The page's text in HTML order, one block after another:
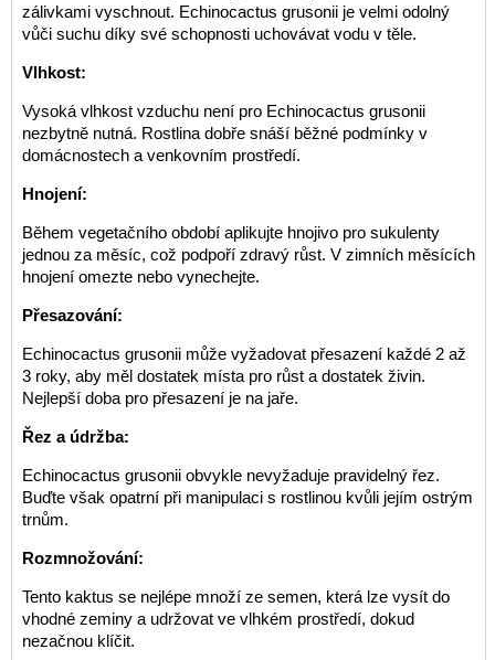
zálivkami vyschnout. Echinocactus grusonii je velmi odolný
vůči suchu díky své schopnosti uchovávat vodu v těle.
Vlhkost:
Vysoká vlhkost vzduchu není pro Echinocactus grusonii
nezbytně nutná. Rostlina dobře snáší běžné podmínky v
domácnostech a venkovním prostředí.
Hnojení:
Během vegetačního období aplikujte hnojivo pro sukulenty
jednou za měsíc, což podpoří zdravý růst. V zimních měsících
hnojení omezte nebo vynechejte.
Přesazování:
Echinocactus grusonii může vyžadovat přesazení každé 2 až
3 roky, aby měl dostatek místa pro růst a dostatek živin.
Nejlepší doba pro přesazení je na jaře.
Řez a údržba:
Echinocactus grusonii obvykle nevyžaduje pravidelný řez.
Buďte však opatrní při manipulaci s rostlinou kvůli jejím ostrým
trnům.
Rozmnožování:
Tento kaktus se nejlépe množí ze semen, která lze vysít do
vhodné zeminy a udržovat ve vlhkém prostředí, dokud
nezačnou klíčit.